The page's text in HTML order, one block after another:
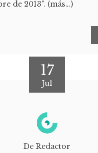
de 2013". (más…)
17
Jul
De Redactor